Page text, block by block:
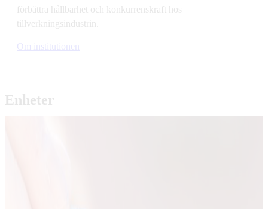
förbättra hållbarhet och konkurrenskraft hos
tillverkningsindustrin.
Om institutionen
Enheter